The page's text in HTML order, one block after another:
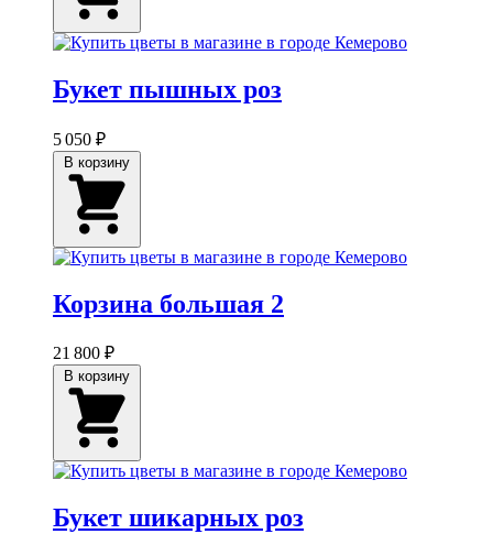
Букет пышных роз
5 050 ₽
Корзина большая 2
21 800 ₽
Букет шикарных роз